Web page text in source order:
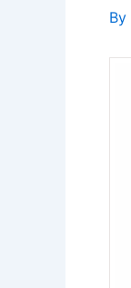
By